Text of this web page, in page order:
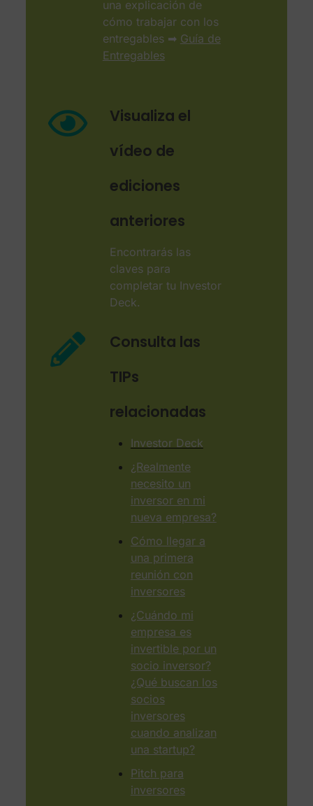
una explicación de
cómo trabajar con los
entregables ➡ Guía de
Entregables
Consulta las
TIPs
relacionadas
Investor Deck
¿Realmente
necesito un
inversor en mi
nueva empresa?
Cómo llegar a
una primera
reunión con
inversores
¿Cuándo mi
empresa es
invertible por un
socio inversor?
¿Qué buscan los
socios
inversores
cuando analizan
una startup?
Pitch para
inversores
Visualiza el
vídeo de
ediciones
anteriores
Encontrarás las
claves para
completar tu Investor
Deck.